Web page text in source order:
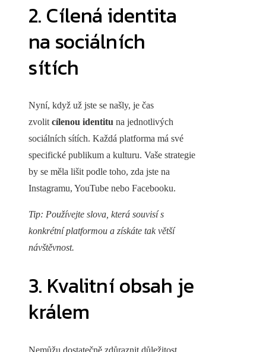
2. Cílená identita
na sociálních
sítích
Nyní, když už jste se našly, je čas
zvolit cílenou identitu na jednotlivých
sociálních sítích. Každá platforma má své
specifické publikum a kulturu. Vaše strategie
by se měla lišit podle toho, zda jste na
Instagramu, YouTube nebo Facebooku.
Tip: Používejte slova, která souvisí s
konkrétní platformou a získáte tak větší
návštěvnost.
3. Kvalitní obsah je
králem
Nemůžu dostatečně zdůraznit důležitost